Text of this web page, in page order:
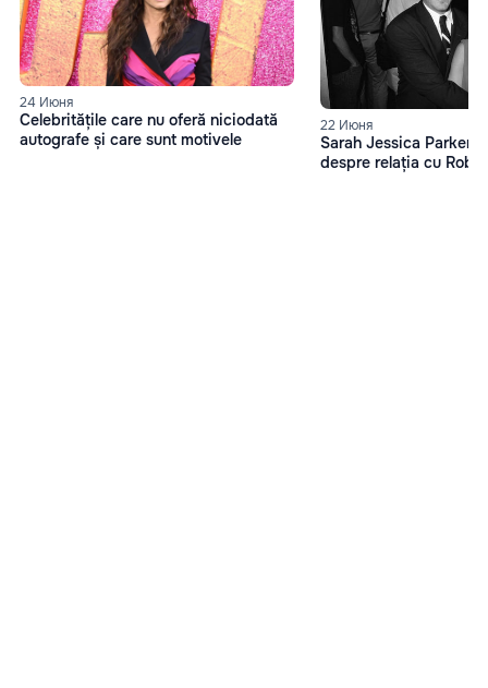
24 Июня
Celebritățile care nu oferă niciodată
autografe și care sunt motivele
22 Июня
Sarah Jessica Parker,
despre relația cu